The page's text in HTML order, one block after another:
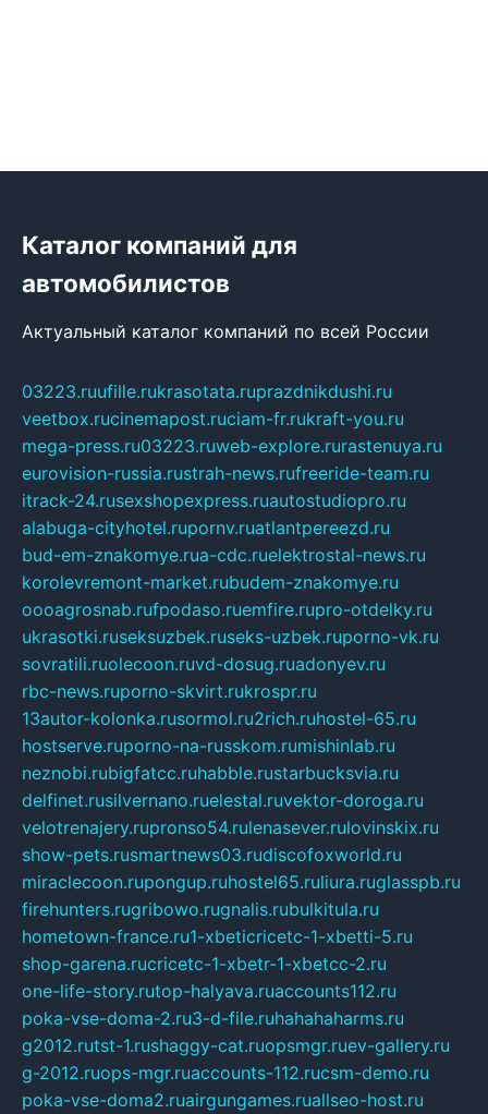
Каталог компаний для
автомобилистов
Актуальный каталог компаний по всей России
03223.ruufille.rukrasotata.ruprazdnikdushi.ru
veetbox.rucinemapost.ruciam-fr.rukraft-you.ru
mega-press.ru03223.ruweb-explore.rurastenuya.ru
eurovision-russia.rustrah-news.rufreeride-team.ru
itrack-24.rusexshopexpress.ruautostudiopro.ru
alabuga-cityhotel.rupornv.ruatlantpereezd.ru
bud-em-znakomye.rua-cdc.ruelektrostal-news.ru
korolevremont-market.rubudem-znakomye.ru
oooagrosnab.rufpodaso.ruemfire.rupro-otdelky.ru
ukrasotki.ruseksuzbek.ruseks-uzbek.ruporno-vk.ru
sovratili.ruolecoon.ruvd-dosug.ruadonyev.ru
rbc-news.ruporno-skvirt.rukrospr.ru
13autor-kolonka.rusormol.ru2rich.ruhostel-65.ru
hostserve.ruporno-na-russkom.rumishinlab.ru
neznobi.rubigfatcc.ruhabble.rustarbucksvia.ru
delfinet.rusilvernano.ruelestal.ruvektor-doroga.ru
velotrenajery.rupronso54.rulenasever.rulovinskix.ru
show-pets.rusmartnews03.rudiscofoxworld.ru
miraclecoon.rupongup.ruhostel65.ruliura.ruglasspb.ru
firehunters.rugribowo.rugnalis.rubulkitula.ru
hometown-france.ru1-xbeticricetc-1-xbetti-5.ru
shop-garena.rucricetc-1-xbetr-1-xbetcc-2.ru
one-life-story.rutop-halyava.ruaccounts112.ru
poka-vse-doma-2.ru3-d-file.ruhahahaharms.ru
g2012.rutst-1.rushaggy-cat.ruopsmgr.ruev-gallery.ru
g-2012.ruops-mgr.ruaccounts-112.rucsm-demo.ru
poka-vse-doma2.ruairgungames.ruallseo-host.ru